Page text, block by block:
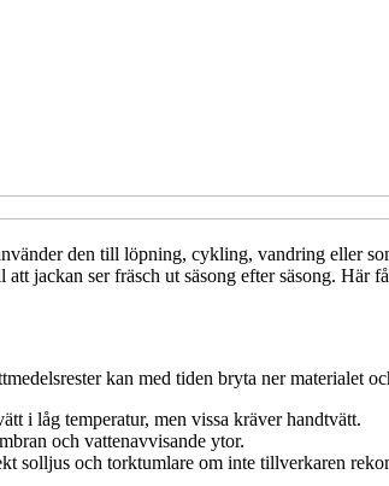
den till löpning, cykling, vandring eller
jackan ser fräsch ut säsong efter säsong.
kan med tiden bryta ner materialet
i låg temperatur, men vissa kräver handtvätt.
och vattenavvisande ytor.
solljus och torktumlare om inte tillverkaren